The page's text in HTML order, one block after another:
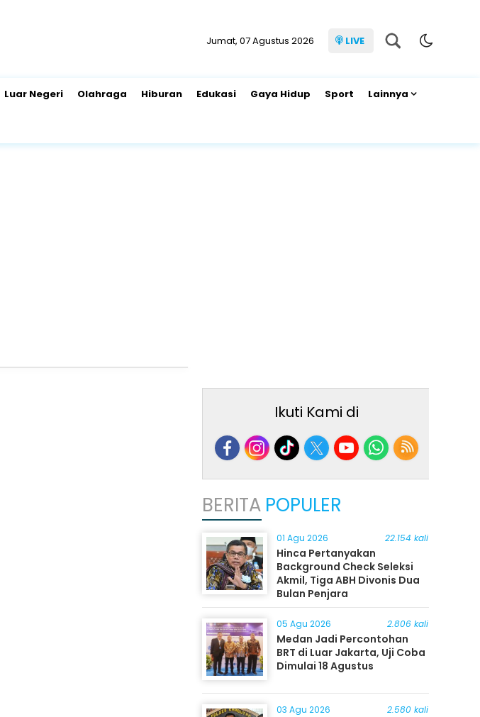
Jumat, 07 Agustus 2026 LIVE
Luar Negeri Olahraga Hiburan Edukasi Gaya Hidup Sport Lainnya
Ikuti Kami di
BERITA POPULER
01 Agu 2026 22.154 kali
Hinca Pertanyakan
Background Check Seleksi
Akmil, Tiga ABH Divonis Dua
Bulan Penjara
05 Agu 2026 2.806 kali
Medan Jadi Percontohan
BRT di Luar Jakarta, Uji Coba
Dimulai 18 Agustus
03 Agu 2026 2.580 kali